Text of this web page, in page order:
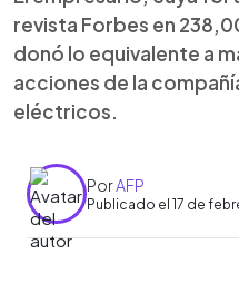
revista Forbes en
donó lo equivalente a
acciones de la
eléctricos.
PorAFP
Publicado el 17 de